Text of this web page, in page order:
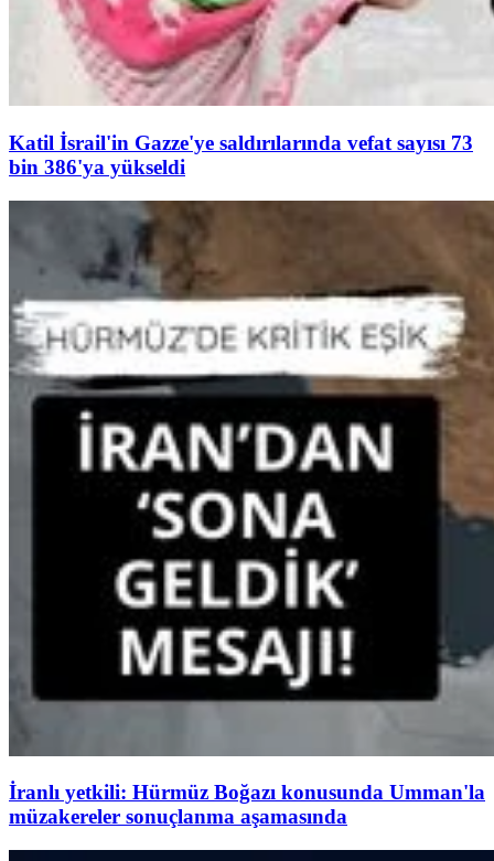
Katil İsrail'in Gazze'ye saldırılarında vefat sayısı 73
bin 386'ya yükseldi
İranlı yetkili: Hürmüz Boğazı konusunda Umman'la
müzakereler sonuçlanma aşamasında